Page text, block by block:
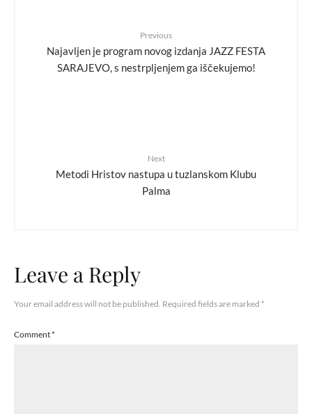
Previous
Najavljen je program novog izdanja JAZZ FESTA
SARAJEVO, s nestrpljenjem ga iščekujemo!
Next
Metodi Hristov nastupa u tuzlanskom Klubu
Palma
Leave a Reply
Your email address will not be published. Required fields are marked *
Comment*